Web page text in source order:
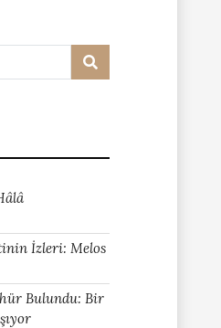
İzleri: Melos
Bulundu: Bir